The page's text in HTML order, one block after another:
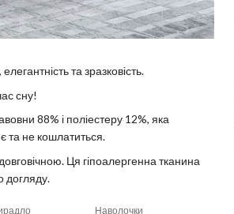
та зразковість.
сну!
88% і поліестеру 12%, яка
та не кошлатиться.
Ця гіпоалергенна тканина
догляду.
Наволочки